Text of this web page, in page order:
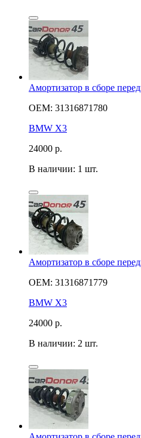
Амортизатор в сборе
OEM: 31316871780
BMW X3
24000 р.
В наличии: 1 шт.
Амортизатор в сборе
OEM: 31316871779
BMW X3
24000 р.
В наличии: 2 шт.